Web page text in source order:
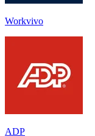
Workvivo
ADP